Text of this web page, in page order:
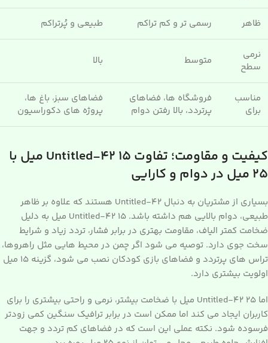
ظاهر رسمی تر و کم تراکم طبیعی و پُرتراکم
نرمی
سطح
متوسط بالا
مناسب
برای
فروشگاه ها، فضاهای
پرتردد، بالا رفتن دوام
فضاهای سبز، باغ ها،
پروژه های دکوراسیون
کیفیت و مقاومت؛ تفاوت Untitled-42 15 میل با
25 میل در دوام و کارایی
بسیاری از مشتریان به دنبال Untitled-42 هستند که علاوه بر ظاهر
طبیعی، دوام بالایی هم داشته باشد. Untitled-42 15 میل به دلیل
ضخامت کمتر الیاف، مقاومت بهتری در برابر فشار، تردد زیاد و شرایط
سخت جوی دارد. توصیه می شود اگر چمن در محیط هایی مثل راهروها،
تراس های پرتردد و فضاهای بازی کودکان نصب می شود، گزینه 15 میل
اولویت بیشتری دارد.
اما Untitled-42 25 میل با ضخامت بیشتر، نرمی و راحتی بیشتری را برای
کاربران ایجاد می کند اما ممکن است در برابر ترافیک سنگین کمی زودتر
فرسوده شود. نکته عملی این است که در فضاهای کم تردد و جهت